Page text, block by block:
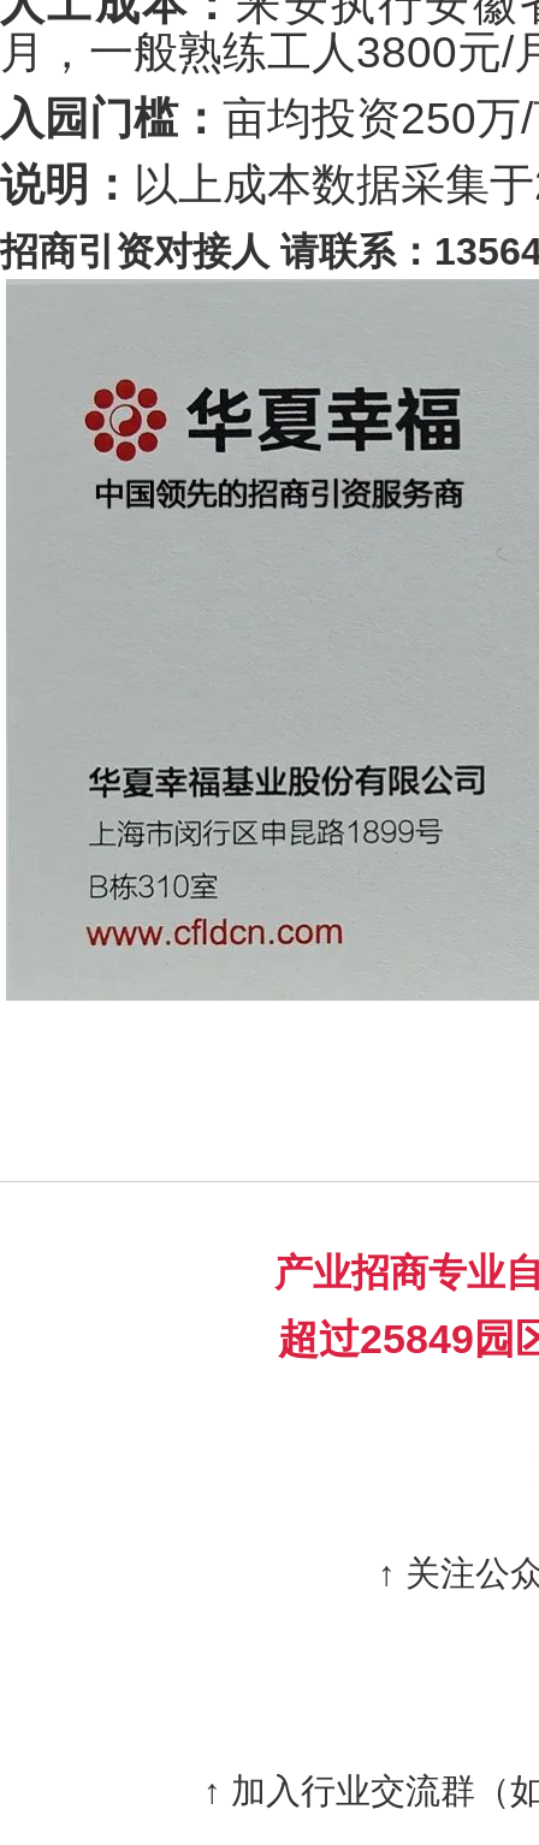
月，一般熟练工人3800元/
入园门槛： 亩均投资250万
说明： 以上成本数据采集
招商引资对接人 请联系：
产业招商专业
超过25849园
↑ 关注公
↑ 加入行业交流群（